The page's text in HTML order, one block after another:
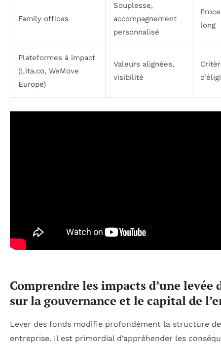
Family offices
Souplesse,
accompagnement
personnalisé
long
Plateformes à impact
(Lita.co, WeMove
Europe)
Valeurs alignées,
visibilité
Comprendre les impacts d’une levée
sur la gouvernance et le capital de
Lever des fonds modifie profondément la structure
entreprise. Il est primordial d’appréhender les